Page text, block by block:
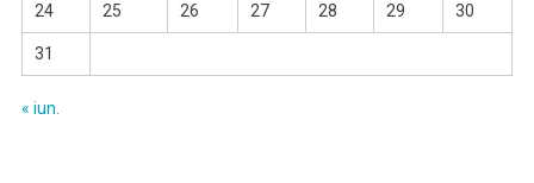
24 25 26 27 28 29 30
31
« iun.